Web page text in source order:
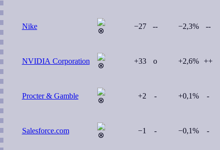
Nike −27 -- −2,3% --
NVIDIA Corporation +33 o +2,6% ++
Procter & Gamble +2 - +0,1% -
Salesforce.com −1 - −0,1% -